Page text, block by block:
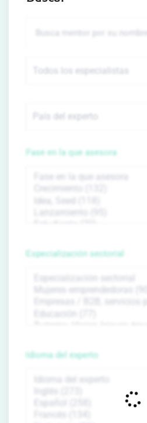
Fase en la que asesora
Especialización sectorial
Idioma del experto